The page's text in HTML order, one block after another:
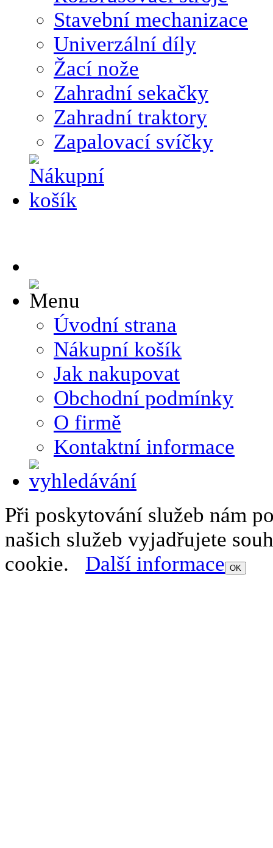
Stavební mechanizace
Univerzální díly
Žací nože
Zahradní sekačky
Zahradní traktory
Zapalovací svíčky
Úvodní strana
Nákupní košík
Jak nakupovat
Obchodní podmínky
O firmě
Kontaktní informace
Při poskytování služeb nám
našich služeb vyjadřujete
cookie. Další informace